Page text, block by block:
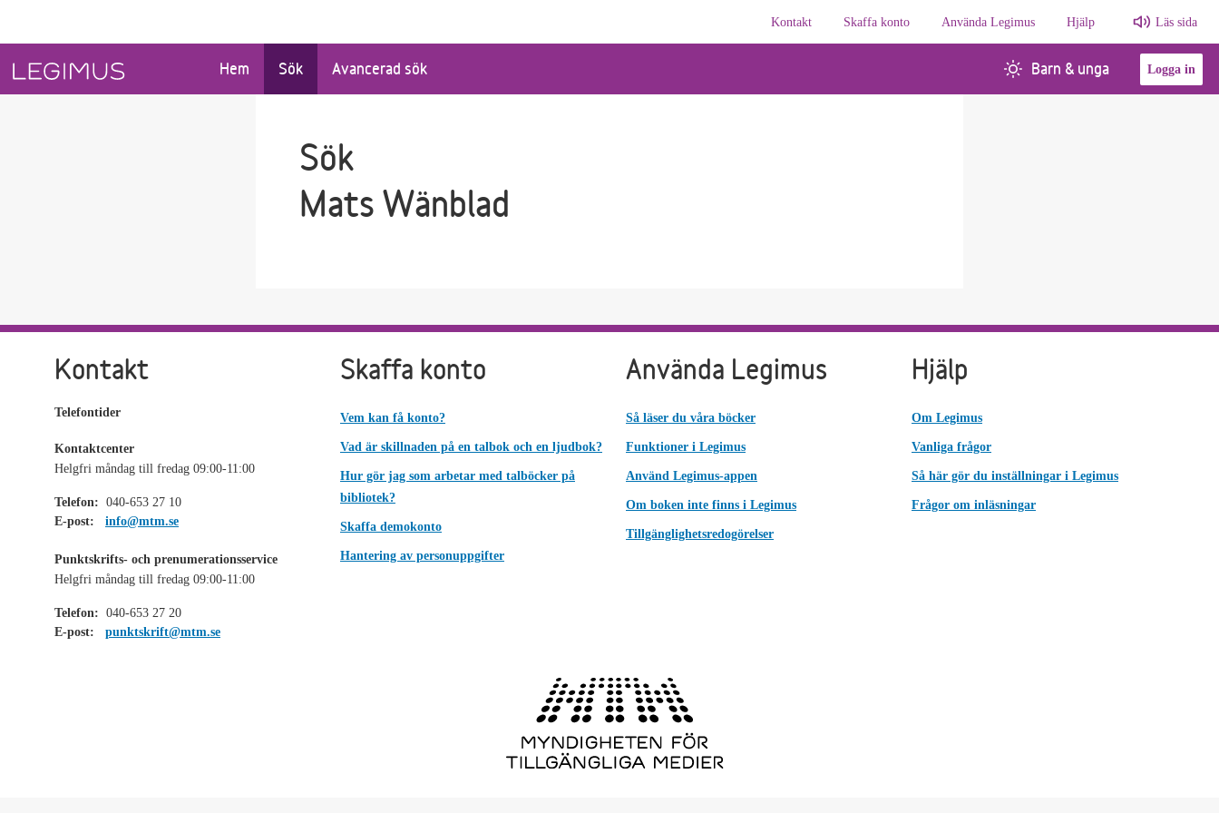
Kontakt
Skaffa konto Använda Legimus Hjälp Läs sida
Hem Sök Avancerad sök Barn & unga Logga in
Sök
Mats Wänblad
Kontakt
Telefontider
Kontaktcenter
Helgfri måndag till fredag 09:00-11:00
Telefon: 040-653 27 10
E-post:
info@mtm.se
Punktskrifts- och prenumerationsservice
Helgfri måndag till fredag 09:00-11:00
Telefon: 040-653 27 20
E-post:
punktskrift@mtm.se
Skaffa konto
Vem kan få konto?
Vad är skillnaden på en talbok och en ljudbok?
Hur gör jag som arbetar med talböcker på
bibliotek?
Skaffa demokonto
Hantering av personuppgifter
Använda Legimus
Så läser du våra böcker
Funktioner i Legimus
Använd Legimus-appen
Om boken inte finns i Legimus
Tillgänglighetsredogörelser
Hjälp
Om Legimus
Vanliga frågor
Så här gör du inställningar i Legimus
Frågor om inläsningar